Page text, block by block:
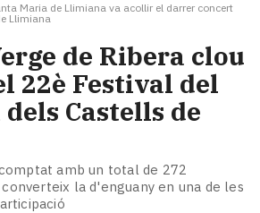
Maria de Llimiana va acollir el darrer concert
Llimiana
de Ribera clou
22è Festival del
Castells de
amb un total de 272
la d'enguany en una de les